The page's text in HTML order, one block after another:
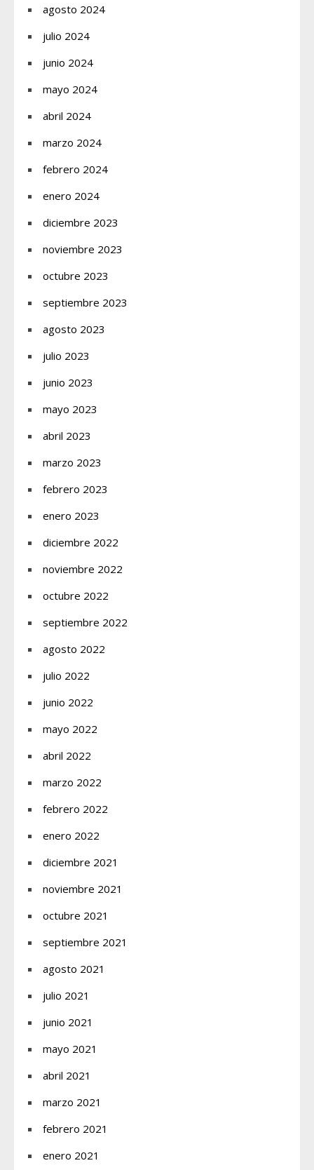
agosto 2024
julio 2024
junio 2024
mayo 2024
abril 2024
marzo 2024
febrero 2024
enero 2024
diciembre 2023
noviembre 2023
octubre 2023
septiembre 2023
agosto 2023
julio 2023
junio 2023
mayo 2023
abril 2023
marzo 2023
febrero 2023
enero 2023
diciembre 2022
noviembre 2022
octubre 2022
septiembre 2022
agosto 2022
julio 2022
junio 2022
mayo 2022
abril 2022
marzo 2022
febrero 2022
enero 2022
diciembre 2021
noviembre 2021
octubre 2021
septiembre 2021
agosto 2021
julio 2021
junio 2021
mayo 2021
abril 2021
marzo 2021
febrero 2021
enero 2021